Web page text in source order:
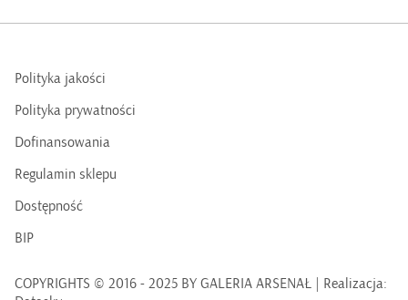
Polityka jakości
Polityka prywatności
Dofinansowania
Regulamin sklepu
Dostępność
BIP
COPYRIGHTS © 2016 - 2025 BY GALERIA ARSENAŁ | Realizacja: